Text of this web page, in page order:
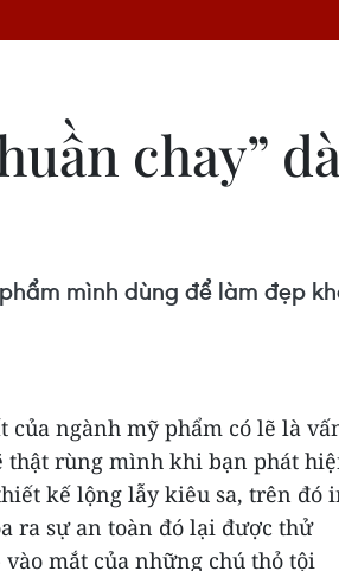
chay”
mình dùng để làm đẹp
ngành mỹ phẩm có lẽ là
thật rùng mình khi bạn phát
kế lộng lẫy kiêu sa, trên đó
ra sự an toàn đó lại được thử
mắt của những chú thỏ tội